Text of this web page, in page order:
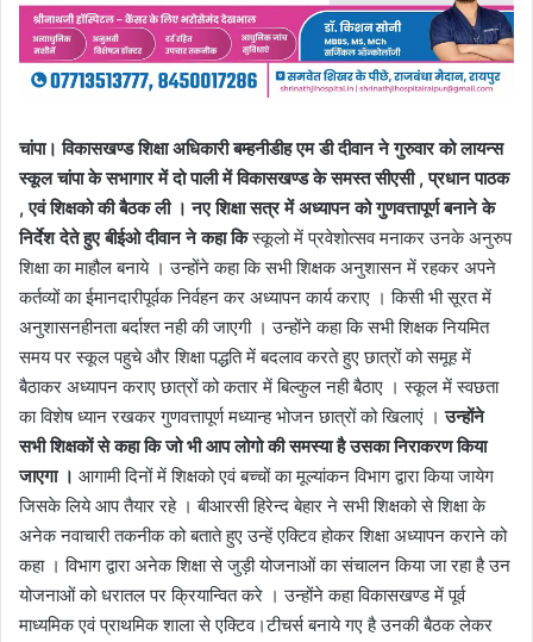
चांपा। विकासखण्ड शिक्षा अधिकारी बम्हनीडीह एम डी दीवान ने गुरुवार को लायन्स
स्कूल चांपा के सभागार में दो पाली में विकासखण्ड के समस्त सीएसी , प्रधान पाठक
, एवं शिक्षको की बैठक ली । नए शिक्षा सत्र में अध्यापन को गुणवत्तापूर्ण बनाने के
निर्देश देते हुए बीईओ दीवान ने कहा किस्कूलो में प्रवेशोत्सव मनाकर उनके अनुरुप
शिक्षा का माहौल बनाये । उन्होंने कहा कि सभी शिक्षक अनुशासन में रहकर अपने
कर्तव्यों का ईमानदारीपूर्वक निर्वहन कर अध्यापन कार्य कराए । किसी भी सूरत में
अनुशासनहीनता बर्दाश्त नही की जाएगी । उन्होंने कहा कि सभी शिक्षक नियमित
समय पर स्कूल पहुचे और शिक्षा पद्धति में बदलाव करते हुए छात्रों को समूह में
बैठाकर अध्यापन कराए छात्रों को कतार में बिल्कुल नही बैठाए । स्कूल में स्वछता
का विशेष ध्यान रखकर गुणवत्तापूर्ण मध्यान्ह भोजन छात्रों को खिलाएं ।उन्होंने
सभी शिक्षकों से कहा कि जो भी आप लोगो की समस्या है उसका निराकरण किया
जाएगा । आगामी दिनों में शिक्षको एवं बच्चों का मूल्यांकन विभाग द्वारा किया जायेग
जिसके लिये आप तैयार रहे । बीआरसी हिरेन्द बेहार ने सभी शिक्षको से शिक्षा के
अनेक नवाचारी तकनीक को बताते हुए उन्हें एक्टिव होकर शिक्षा अध्यापन कराने को
कहा । विभाग द्वारा अनेक शिक्षा से जुड़ी योजनाओं का संचालन किया जा रहा है उन
योजनाओं को धरातल पर क्रियान्वित करे । उन्होंने कहा विकासखण्ड में पूर्व
माध्यमिक एवं प्राथमिक शाला से एक्टिव।टीचर्स बनाये गए है उनकी बैठक लेकर